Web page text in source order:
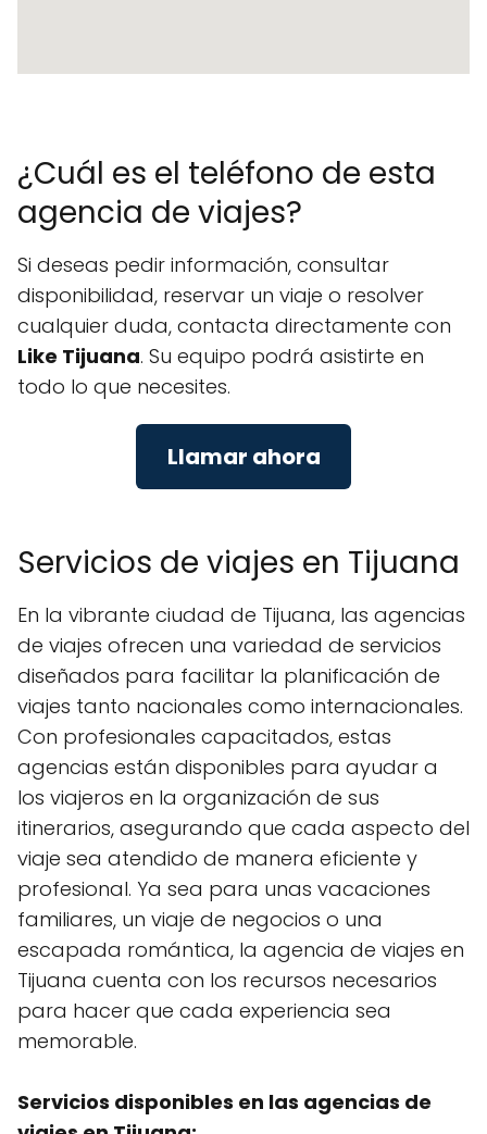
¿Cuál es el teléfono de esta
agencia de viajes?
Si deseas pedir información, consultar
disponibilidad, reservar un viaje o resolver
cualquier duda, contacta directamente con
Like Tijuana. Su equipo podrá asistirte en
todo lo que necesites.
Llamar ahora
Servicios de viajes en Tijuana
En la vibrante ciudad de Tijuana, las agencias
de viajes ofrecen una variedad de servicios
diseñados para facilitar la planificación de
viajes tanto nacionales como internacionales.
Con profesionales capacitados, estas
agencias están disponibles para ayudar a
los viajeros en la organización de sus
itinerarios, asegurando que cada aspecto del
viaje sea atendido de manera eficiente y
profesional. Ya sea para unas vacaciones
familiares, un viaje de negocios o una
escapada romántica, la agencia de viajes en
Tijuana cuenta con los recursos necesarios
para hacer que cada experiencia sea
memorable.
Servicios disponibles en las agencias de